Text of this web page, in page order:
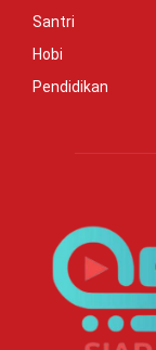
Santri
Hobi
Pendidikan